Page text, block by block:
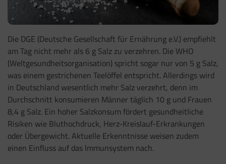
Die DGE (Deutsche Gesellschaft für Ernährung e.V.) empfiehlt
am Tag nicht mehr als 6 g Salz zu verzehren. Die WHO
(Weltgesundheitsorganisation) spricht sogar nur von 5 g Salz,
was einem gestrichenen Teelöffel entspricht. Allerdings wird
in Deutschland wesentlich mehr Salz verzehrt, denn im
Durchschnitt konsumieren Männer täglich 10 g und Frauen
8,4 g Salz. Ein hoher Salzkonsum fördert gesundheitliche
Risiken wie Bluthochdruck, Herz-Kreislauf-Erkrankungen
oder Übergewicht. Aktuelle Erkenntnisse weisen zudem
einen Einfluss auf das Immunsystem nach.